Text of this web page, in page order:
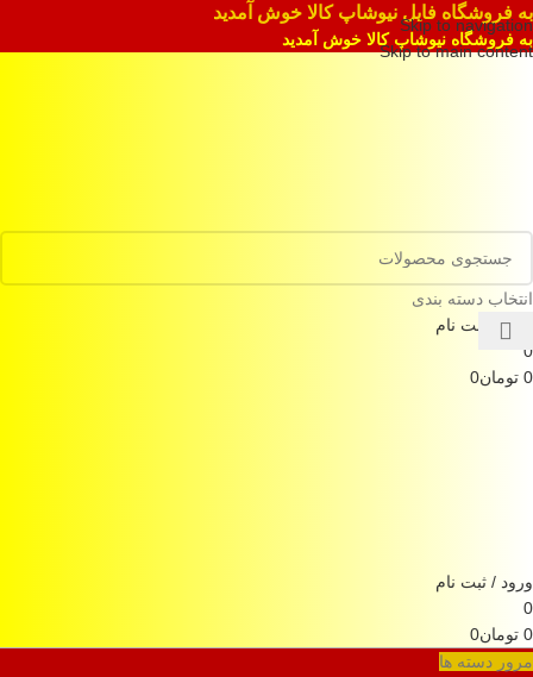
Skip to navigation
Skip to main content
به فروشگاه فایل نیوشاپ کالا خوش آمدید
به فروشگاه نیوشاپ کالا خوش آمدید
انتخاب دسته بندی
ورود / ثبت نام
0
0 تومان0
ورود / ثبت نام
0
0 تومان0
مرور دسته ها